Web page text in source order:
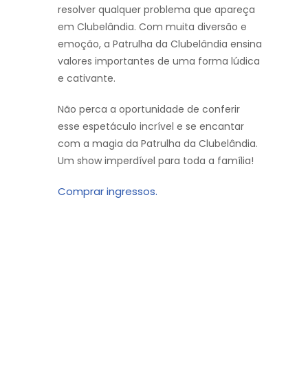
resolver qualquer problema que apareça
em Clubelândia. Com muita diversão e
emoção, a Patrulha da Clubelândia ensina
valores importantes de uma forma lúdica
e cativante.
Não perca a oportunidade de conferir
esse espetáculo incrível e se encantar
com a magia da Patrulha da Clubelândia.
Um show imperdível para toda a família!
Comprar ingressos.